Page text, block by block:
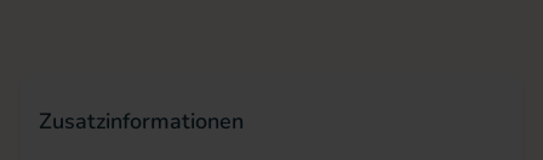
Zusatzinformationen